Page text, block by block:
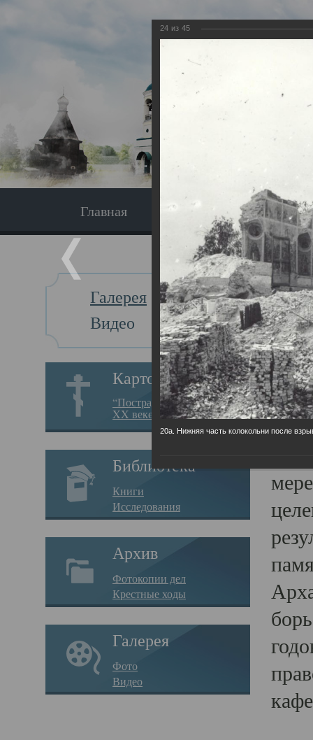
Главная Экскурсия
Галерея
Видео
Картотека
“Пострадавшие за веру в
XX веке на Севере”
Библиотека
Книги
Исследования
Архив
Фотокопии дел
Крестные ходы
Галерея
Фото
Видео
Главная
24 из 45
20а. Нижняя часть колокольни после